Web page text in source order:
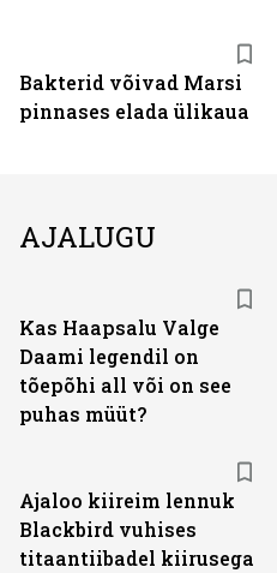
Bakterid võivad Marsi
pinnases elada ülikaua
AJALUGU
Kas Haapsalu Valge
Daami legendil on
tõepõhi all või on see
puhas müüt?
Ajaloo kiireim lennuk
Blackbird vuhises
titaantiibadel kiirusega